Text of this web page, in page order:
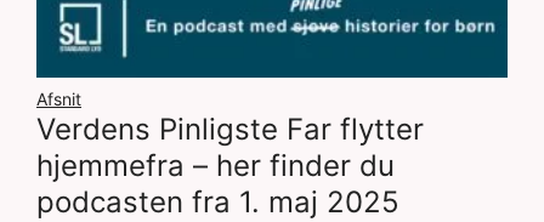
Afsnit
Verdens Pinligste Far flytter
hjemmefra – her finder du
podcasten fra 1. maj 2025